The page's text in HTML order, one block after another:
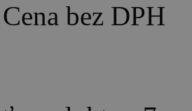
Cena bez DPH